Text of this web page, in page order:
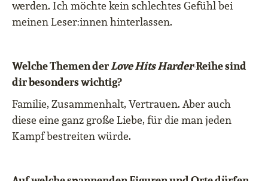
werden. Ich möchte kein schlechtes Gefühl bei
meinen Leser:innen hinterlassen.
Welche Themen derLove Hits Harder-Reihe sind
dir besonders wichtig?
Familie, Zusammenhalt, Vertrauen. Aber auch
diese eine ganz große Liebe, für die man jeden
Kampf bestreiten würde.